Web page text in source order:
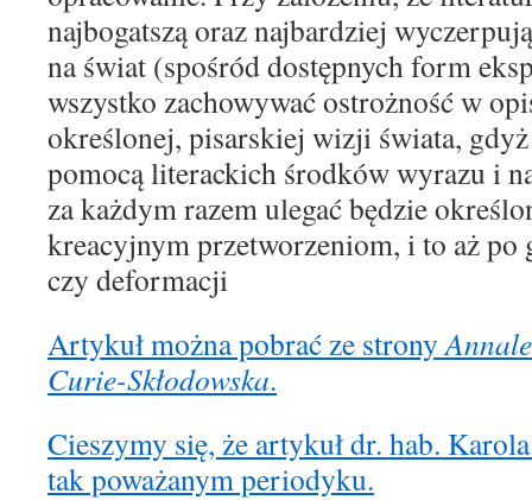
najbogatszą oraz najbardziej
na świat (spośród dostępnych form
wszystko zachowywać ostrożność w
określonej, pisarskiej wizji świata,
pomocą literackich środków wyrazu i
za każdym razem ulegać będzie
kreacyjnym przetworzeniom, i to aż po
czy deformacji
Artykuł można pobrać ze strony
Curie-Skłodowska.
Cieszymy się, że artykuł dr. hab.
tak poważanym periodyku.